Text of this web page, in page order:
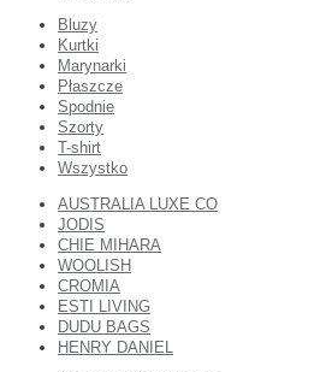
Bluzy
Kurtki
Marynarki
Płaszcze
Spodnie
Szorty
T-shirt
Wszystko
AUSTRALIA LUXE CO
JODIS
CHIE MIHARA
WOOLISH
CROMIA
ESTI LIVING
DUDU BAGS
HENRY DANIEL